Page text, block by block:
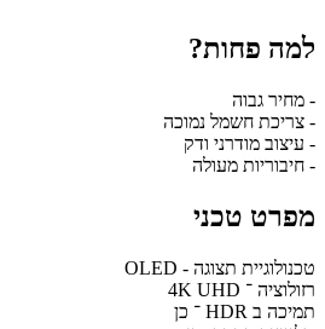
למה פחות?
- מחיר גבוה
- צריכת חשמל נמוכה
- עיצוב מודרני ודק
- חיבוריות מעולה
מפרט טכני
טכנולוגיית תצוגה - OLED
רזולוציה ־ 4K UHD
תמיכה ב HDR ־ כן